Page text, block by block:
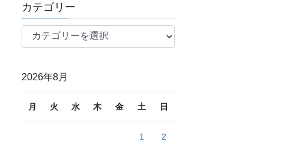
事
月
カテゴリー
テ
リ
2026年8月
月 火 水 木 金 土 日
1 2